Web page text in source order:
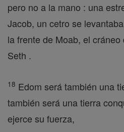
pero no a la mano : una
Jacob, un cetro se
la frente de Moab, el
Seth .
18 Edom será también una
también será una tierra
ejerce su fuerza,